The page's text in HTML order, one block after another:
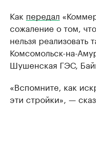
Как передал
сожаление о том,
нельзя реализовать
Комсомольск-на-
Шушенская ГЭС,
«Вспомните, как
эти стройки», —